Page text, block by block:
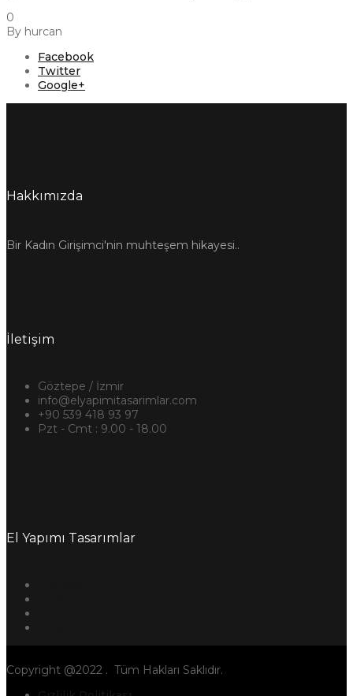
0
By hurcan
Facebook
Twitter
Google+
Hakkımızda
Bir Kadın Girişimci'nin muhteşem hikayesi..
İletişim
Göztepe / İzmir
info@elyapimitasarimlar.com
+90 539 418 93 97
Pzt - Cmt : 9.00 - 18.00
El Yapımı Tasarımlar
Copyright @2022 . Tüm Hakları Saklıdır.